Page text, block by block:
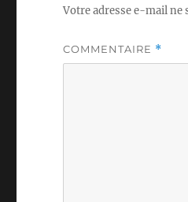
Votre adresse e-mail ne
COMMENTAIRE *